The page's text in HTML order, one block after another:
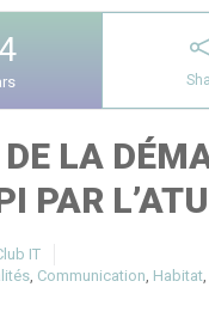
LA
PAR L’ATU
IT
, Communication, Habitat,